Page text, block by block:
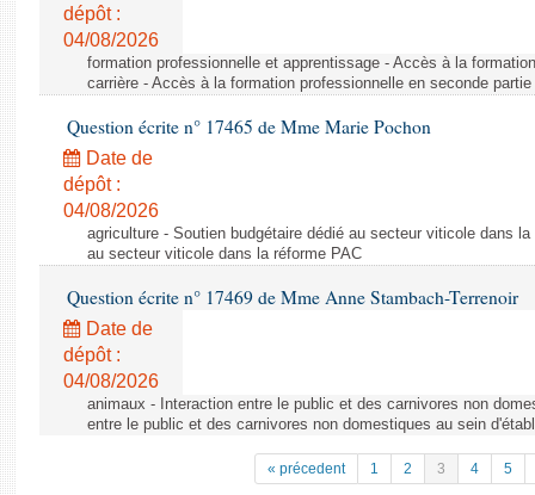
dépôt :
04/08/2026
formation professionnelle et apprentissage - Accès à la
carrière - Accès à la formation professionnelle en seconde partie
Question écrite n° 17465 de Mme Marie Pochon
Date de
dépôt :
04/08/2026
agriculture - Soutien budgétaire dédié au secteur viticole dans
au secteur viticole dans la réforme PAC
Question écrite n° 17469 de Mme Anne Stambach-Terrenoir
Date de
dépôt :
04/08/2026
animaux - Interaction entre le public et des carnivores non
entre le public et des carnivores non domestiques au sein
« précedent 1 2 3 4 5